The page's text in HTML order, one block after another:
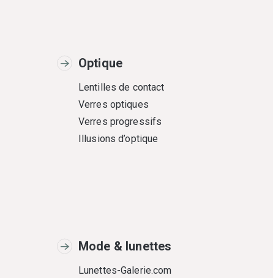
Optique
Lentilles de contact
Verres optiques
Verres progressifs
Illusions d’optique
Mode & lunettes
Lunettes-Galerie.com